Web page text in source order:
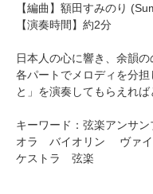
【編曲】 額田すみのり
【演奏時間】約2分
日本人の心に響き、余韻
各パートでメロディを分
と」を演奏してもらえれば
キーワード：弦楽アン
オラ バイオリン ヴァ
ケストラ 弦楽